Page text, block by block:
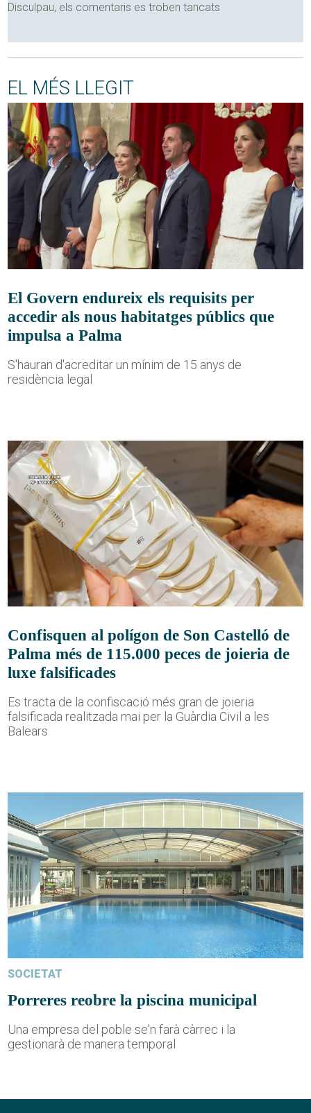
Disculpau, els comentaris es troben tancats
EL MÉS LLEGIT
El Govern endureix els requisits per
accedir als nous habitatges públics que
impulsa a Palma
S'hauran d'acreditar un mínim de 15 anys de
residència legal
Confisquen al polígon de Son Castelló de
Palma més de 115.000 peces de joieria de
luxe falsificades
Es tracta de la confiscació més gran de joieria
falsificada realitzada mai per la Guàrdia Civil a les
Balears
SOCIETAT
Porreres reobre la piscina municipal
Una empresa del poble se'n farà càrrec i la
gestionarà de manera temporal